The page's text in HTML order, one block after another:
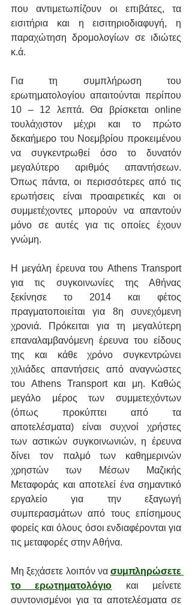
που αντιμετωπίζουν οι επιβάτες, τα
εισιτήρια και η εισιτηριοδιαφυγή, η
παραχώτηση δρομολογίων σε ιδιώτες
κ.ά.
Για τη συμπλήρωση του
ερωτηματολογίου απαιτούνται περίπου
10 – 12 λεπτά. Θα βρίσκεται online
τουλάχιστον μέχρι και το πρώτο
δεκαήμερο του Νοεμβρίου προκειμένου
να συγκεντρωθεί όσο το δυνατόν
μεγαλύτερο αριθμός απαντήσεων.
Όπως πάντα, οι περισσότερες από τις
ερωτήσεις είναι προαιρετικές και οι
συμμετέχοντες μπορούν να απαντούν
μόνο σε αυτές για τις οποίες έχουν
γνώμη.
Η μεγάλη έρευνα του Athens Transport
για τις συγκοινωνίες της Αθήνας
ξεκίνησε το 2014 και φέτος
πραγματοποιείται για 8η συνεχόμενη
χρονιά. Πρόκειται για τη μεγαλύτερη
επαναλαμβανόμενη έρευνα του είδους
της και κάθε χρόνο συγκεντρώνει
χιλιάδες απαντήσεις από αναγνώστες
του Athens Transport και μη. Καθώς
μεγάλο μέρος των συμμετεχόντων
(όπως προκύπτει από τα
αποτελέσματα) είναι συχνοί χρήστες
των αστικών συγκοινωνιών, η έρευνα
δίνει τον παλμό των καθημερινών
χρηστών των Μέσων Μαζικής
Μεταφοράς και αποτελεί ένα σημαντικό
εργαλείο για την εξαγωγή
συμπερασμάτων από τους επίσημους
φορείς και όλους όσοι ενδιαφέρονται για
τις μεταφορές στην Αθήνα.
Μη ξεχάσετε λοιπόν να συμπληρώσετε
το ερωτηματολόγιο και μείνετε
συντονισμένοι για τα αποτελέσματα σε